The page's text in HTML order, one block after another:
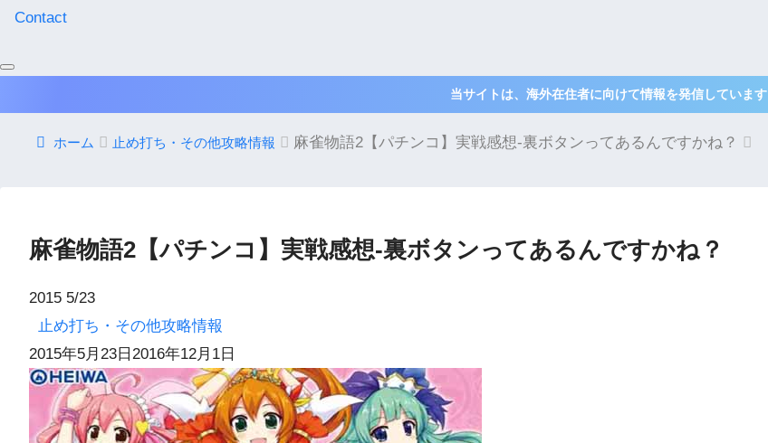
Contact
当サイトは、海外在住者に向けて情報を発信しています
ホーム 止め打ち・その他攻略情報 麻雀物語2【パチンコ】実戦感想-裏ボタンってあるんですかね？
麻雀物語2【パチンコ】実戦感想-裏ボタンってあるんですかね？
2015 5/23
止め打ち・その他攻略情報
2015年5月23日 2016年12月1日